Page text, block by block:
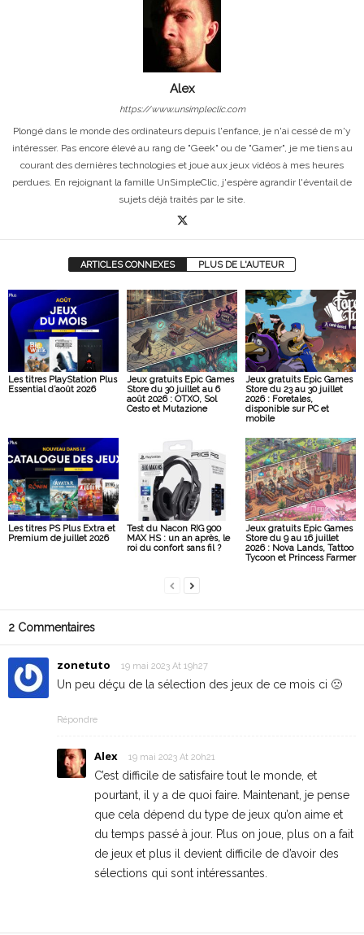
Alex
https://www.unsimpleclic.com
Plongé dans le monde des ordinateurs depuis l'enfance, je n'ai cessé de m'y
intéresser. Pas encore élevé au rang de "Geek" ou de "Gamer", je me tiens au
courant des dernières technologies et joue aux jeux vidéos à mes heures
perdues. En rejoignant la famille UnSimpleClic, j'espère agrandir l'éventail de
sujets déjà traités par le site.
ARTICLES CONNEXES PLUS DE L'AUTEUR
Les titres PlayStation Plus
Essential d’août 2026
Jeux gratuits Epic Games
Store du 30 juillet au 6
août 2026 : OTXO, Sol
Cesto et Mutazione
Jeux gratuits Epic Games
Store du 23 au 30 juillet
2026 : Foretales,
disponible sur PC et
mobile
Les titres PS Plus Extra et
Premium de juillet 2026
Test du Nacon RIG 900
MAX HS : un an après, le
roi du confort sans fil ?
Jeux gratuits Epic Games
Store du 9 au 16 juillet
2026 : Nova Lands, Tattoo
Tycoon et Princess Farmer
2 Commentaires
zonetuto 19 mai 2023 At 19h27
Un peu déçu de la sélection des jeux de ce mois ci 🙁
Répondre
Alex 19 mai 2023 At 20h21
C’est difficile de satisfaire tout le monde, et
pourtant, il y a de quoi faire. Maintenant, je pense
que cela dépend du type de jeux qu’on aime et
du temps passé à jour. Plus on joue, plus on a fait
de jeux et plus il devient difficile de d’avoir des
sélections qui sont intéressantes.